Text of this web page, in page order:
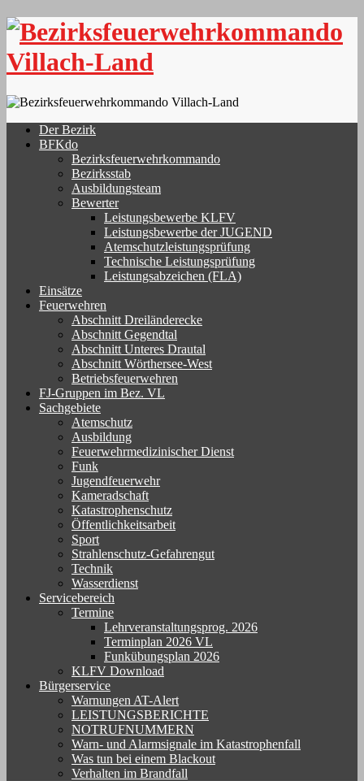
Skip
content
Der Bezirk
BFKdo
Bezirksfeuerwehrkommando
Bezirksstab
Ausbildungsteam
Bewerter
Leistungsbewerbe KLFV
Leistungsbewerbe der JUGEND
Atemschutzleistungsprüfung
Technische Leistungsprüfung
Leistungsabzeichen (FLA)
Einsätze
Feuerwehren
Abschnitt Dreiländerecke
Abschnitt Gegendtal
Abschnitt Unteres Drautal
Abschnitt Wörthersee-West
Betriebsfeuerwehren
FJ-Gruppen im Bez. VL
Sachgebiete
Atemschutz
Ausbildung
Feuerwehrmedizinischer Dienst
Funk
Jugendfeuerwehr
Kameradschaft
Katastrophenschutz
Öffentlichkeitsarbeit
Sport
Strahlenschutz-Gefahrengut
Technik
Wasserdienst
Servicebereich
Termine
Lehrveranstaltungsprog. 2026
Terminplan 2026 VL
Funkübungsplan 2026
KLFV Download
Bürgerservice
Warnungen AT-Alert
LEISTUNGSBERICHTE
NOTRUFNUMMERN
Warn- und Alarmsignale im Katastrophenfall
Was tun bei einem Blackout
Verhalten im Brandfall